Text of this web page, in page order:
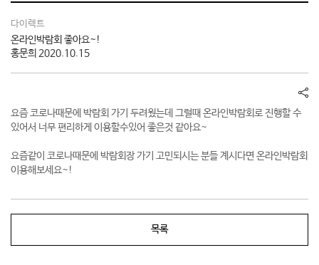
다이렉트
온라인박람회 좋아요~!
홍문희 2020.10.15
공
요즘 코로나때문에 박람회 가기 두려웠는데 그럴때 온라인박람회로 진행할 수
있어서 너무 편리하게 이용할수있어 좋은것 같아요~
요즘같이 코로나때문에 박람회장 가기 고민되시는 분들 계시다면 온라인박람회
이용해보세요~!
목록